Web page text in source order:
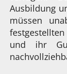
Ausbildung
müssen
und ihr